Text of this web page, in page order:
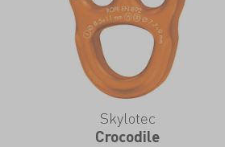
Skylotec
Crocodile